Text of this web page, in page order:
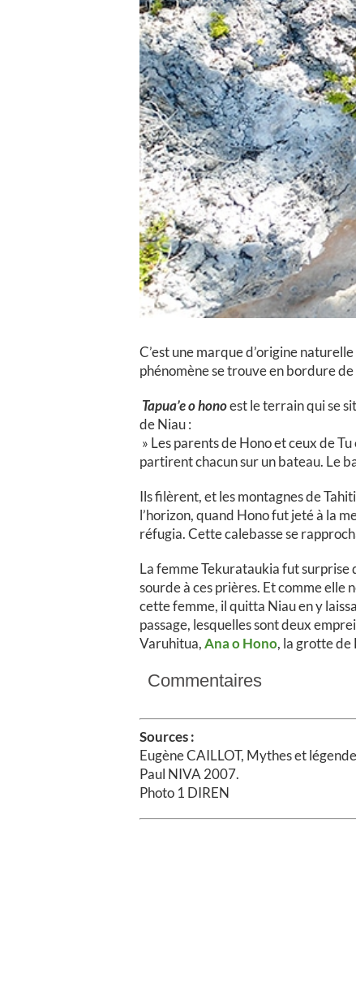
C’est une marque d’origine
phénomène se trouve en bordure
Tapua’e o honoest le terrain qui se
de Niau :
» Les parents de Hono et ceux de
partirent chacun sur un bateau. Le
Ils filèrent, et les montagnes de
l’horizon, quand Hono fut jeté à la
réfugia. Cette calebasse se
La femme Tekurataukia fut surprise
sourde à ces prières. Et comme elle
cette femme, il quitta Niau en y
passage, lesquelles sont deux
Varuhitua,Ana o Hono, la grotte de
Commentaires
Sources :
Eugène CAILLOT, Mythes et
Paul NIVA 2007.
Photo 1 DIREN